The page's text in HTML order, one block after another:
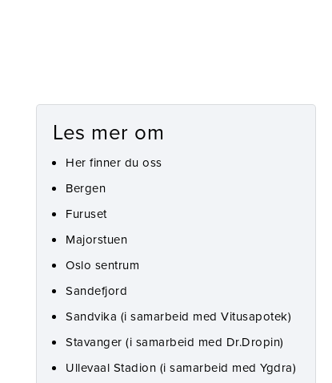
Les mer om
Her finner du oss
Bergen
Furuset
Majorstuen
Oslo sentrum
Sandefjord
Sandvika (i samarbeid med Vitusapotek)
Stavanger (i samarbeid med Dr.Dropin)
Ullevaal Stadion (i samarbeid med Ygdra)